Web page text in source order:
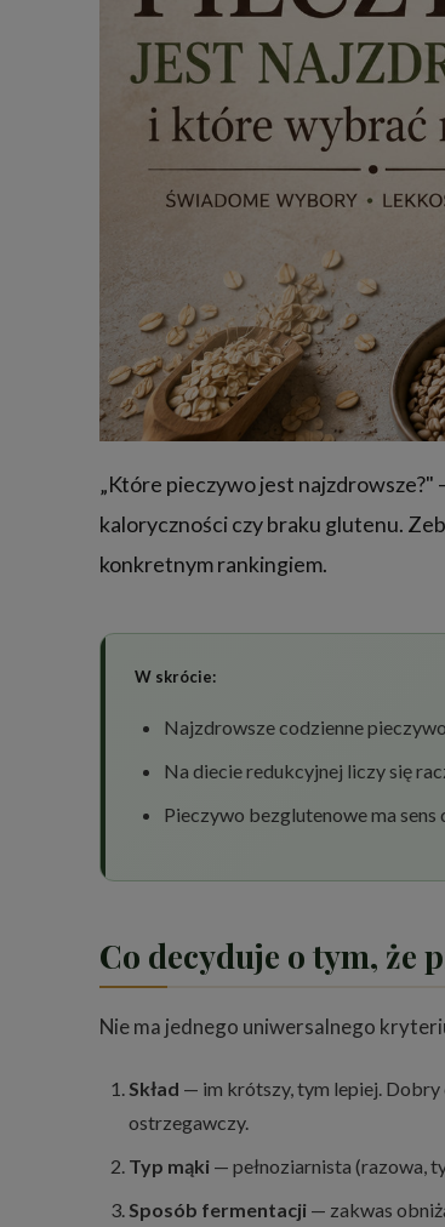
„Które pieczywo jest najzdrowsze?"
kaloryczności czy braku glutenu.
konkretnym rankingiem.
W skrócie:
Najzdrowsze codzienne
Na diecie redukcyjnej liczy się
Pieczywo bezglutenowe ma
Co decyduje o tym, że
Nie ma jednego uniwersalnego
Skład — im krótszy, tym lepiej. Dobry
ostrzegawczy.
Typ mąki — pełnoziarnista (razowa,
Sposób fermentacji — zakwas